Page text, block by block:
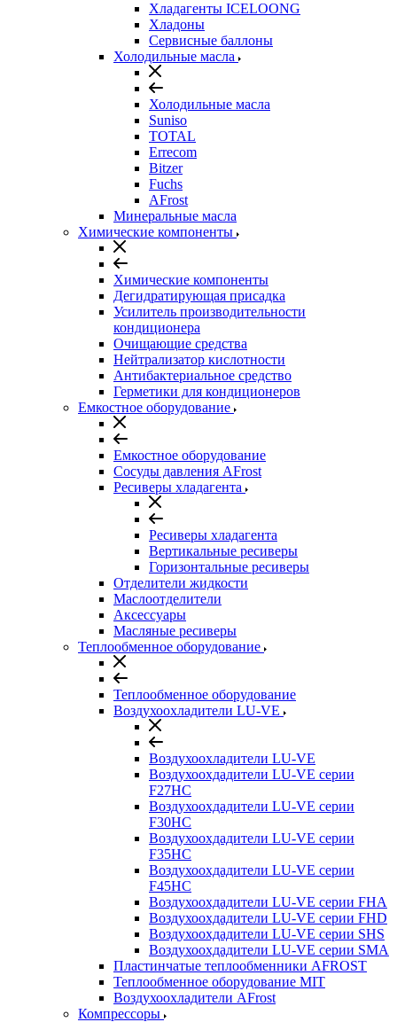
Хладагенты ICELOONG
Хладоны
Сервисные баллоны
Холодильные масла
Холодильные масла
Suniso
TOTAL
Errecom
Bitzer
Fuchs
AFrost
Минеральные масла
Химические компоненты
Химические компоненты
Дегидратирующая присадка
Усилитель производительности
кондиционера
Очищающие средства
Нейтрализатор кислотности
Антибактериальное средство
Герметики для кондиционеров
Емкостное оборудование
Емкостное оборудование
Сосуды давления AFrost
Ресиверы хладагента
Ресиверы хладагента
Вертикальные ресиверы
Горизонтальные ресиверы
Отделители жидкости
Маслоотделители
Аксессуары
Масляные ресиверы
Теплообменное оборудование
Теплообменное оборудование
Воздухоохладители LU-VE
Воздухоохладители LU-VE
Воздухоохдадители LU-VE серии
F27HC
Воздухоохдадители LU-VE серии
F30HC
Воздухоохдадители LU-VE серии
F35HC
Воздухоохдадители LU-VE серии
F45HC
Воздухоохдадители LU-VE серии FHA
Воздухоохдадители LU-VE серии FHD
Воздухоохдадители LU-VE серии SHS
Воздухоохдадители LU-VE серии SMA
Пластинчатые теплообменники AFROST
Теплообменное оборудование MIT
Воздухоохладители AFrost
Компрессоры